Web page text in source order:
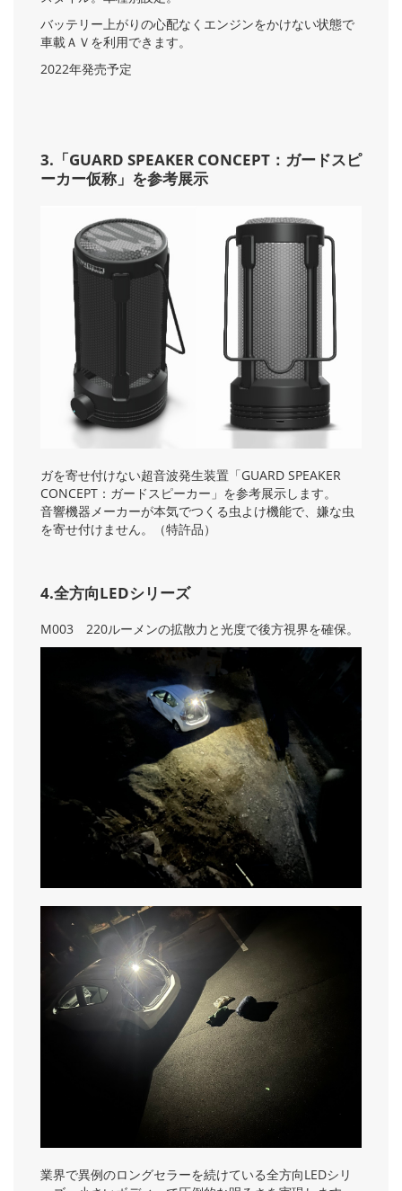
バッテリー上がりの心配なくエンジンをかけない状態で
車載ＡＶを利用できます。
2022年発売予定
3.「GUARD SPEAKER CONCEPT：ガードスピ
ーカー仮称」を参考展示
ガを寄せ付けない超音波発生装置「GUARD SPEAKER
CONCEPT：ガードスピーカー」を参考展示します。
音響機器メーカーが本気でつくる虫よけ機能で、嫌な虫
を寄せ付けません。（特許品）
4.全方向LEDシリーズ
M003 220ルーメンの拡散力と光度で後方視界を確保。
業界で異例のロングセラーを続けている全方向LEDシリ